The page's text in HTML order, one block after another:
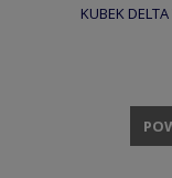
KUBEK